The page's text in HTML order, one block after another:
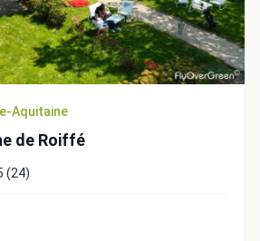
Aquitaine
de Roiffé
(24)